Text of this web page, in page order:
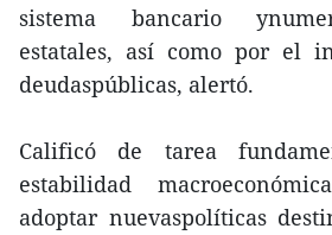
sistema bancario
estatales, así como por el
deudaspúblicas, alertó.
Calificó de tarea
estabilidad
adoptar nuevaspolíticas